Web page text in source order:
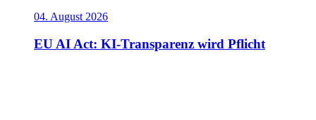
04. August 2026
EU AI Act: KI-Transparenz wird Pflicht